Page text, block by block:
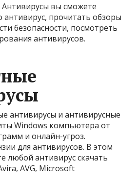
Антивирусы вы сможете
антивирус, прочитать обзоры
безопасности, посмотреть
антивирусов.
антивирусы и антивирусные
Windows компьютера от
и онлайн-угроз.
для антивирусов. В этом
любой антивирус скачать
AVG, Microsoft